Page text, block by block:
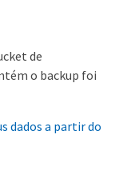
de
o backup foi
dados a partir do